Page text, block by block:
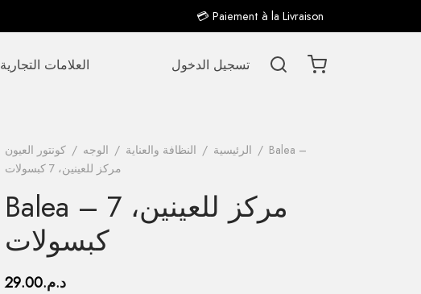
💳 Paiement à la Livraison
العلامات التجارية تسجيل الدخول
الرئيسية / النظافة والعناية / الوجه / كونتور العيون / Balea –
مركز للعينين، 7 كبسولات
Balea – مركز للعينين، 7
كبسولات
د.م.29.00